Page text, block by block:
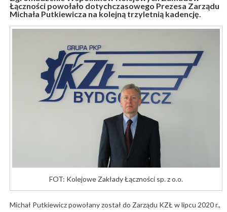
Łączności powołało dotychczasowego Prezesa Zarządu
Michała Putkiewicza na kolejną trzyletnią kadencję.
FOT: Kolejowe Zakłady Łączności sp. z o.o.
Michał Putkiewicz powołany został do Zarządu KZŁ w lipcu 2020 r.,